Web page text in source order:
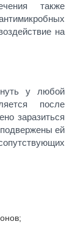
также
на
у любой
после
заразиться
ей